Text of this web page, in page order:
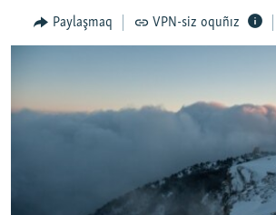
qaytmaq
MEDENİYET
SÜRET
Paylaşmaq VPN-siz oquñız